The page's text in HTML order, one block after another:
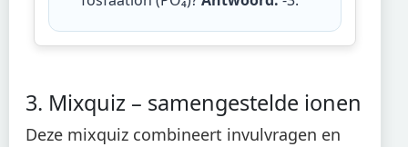
3. Mixquiz – samengestelde ionen
Deze mixquiz combineert invulvragen en